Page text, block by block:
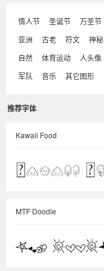
情人节 圣诞节 万圣节
亚洲
古老 符文 神秘
自然
体育运动 人头像
军队
音乐 其它图形
推荐字体
Kawaii Food
MTF Doodle